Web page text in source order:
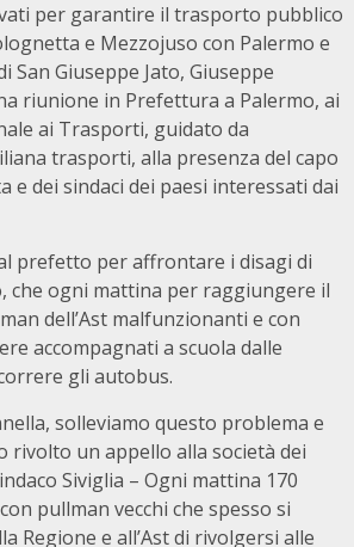
per garantire il trasporto pubblico
e Mezzojuso con Palermo e
San Giuseppe Jato, Giuseppe
riunione in Prefettura a Palermo, ai
ai Trasporti, guidato da
trasporti, alla presenza del capo
dei sindaci dei paesi interessati dai
prefetto per affrontare i disagi di
che ogni mattina per raggiungere il
dell’Ast malfunzionanti e con
accompagnati a scuola dalle
gli autobus.
solleviamo questo problema e
rivolto un appello alla società dei
Siviglia – Ogni mattina 170
pullman vecchi che spesso si
Regione e all’Ast di rivolgersi alle